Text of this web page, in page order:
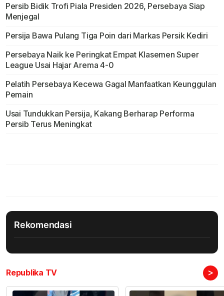
Persib Bidik Trofi Piala Presiden 2026, Persebaya Siap
Menjegal
Persija Bawa Pulang Tiga Poin dari Markas Persik Kediri
Persebaya Naik ke Peringkat Empat Klasemen Super
League Usai Hajar Arema 4-0
Pelatih Persebaya Kecewa Gagal Manfaatkan Keunggulan
Pemain
Usai Tundukkan Persija, Kakang Berharap Performa
Persib Terus Meningkat
Rekomendasi
Republika TV >